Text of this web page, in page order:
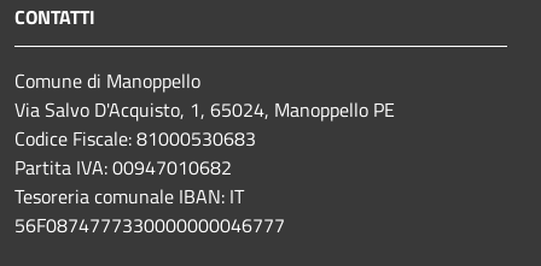
CONTATTI
Comune di Manoppello
Via Salvo D'Acquisto, 1, 65024, Manoppello PE
Codice Fiscale: 81000530683
Partita IVA: 00947010682
Tesoreria comunale IBAN: IT
56F0874777330000000046777